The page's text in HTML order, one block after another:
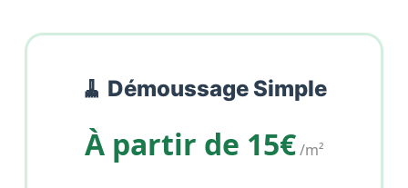
🧹 Démoussage Simple
À partir de 15€/m²